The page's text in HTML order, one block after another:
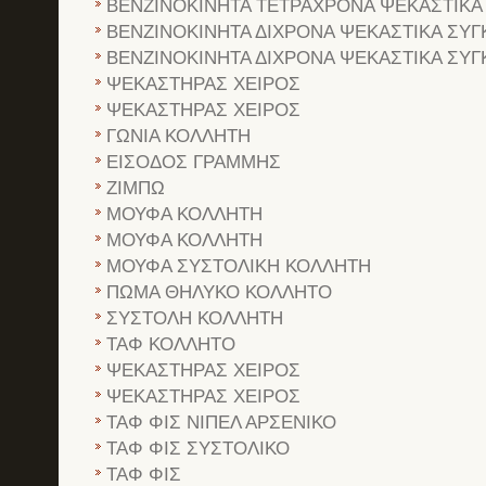
ΒΕΝΖΙΝΟΚΙΝΗΤΑ ΤΕΤΡΑΧΡΟΝΑ ΨΕΚΑΣΤΙΚΑ
ΒΕΝΖΙΝΟΚΙΝΗΤΑ ΔΙΧΡΟΝΑ ΨΕΚΑΣΤΙΚΑ
ΒΕΝΖΙΝΟΚΙΝΗΤΑ ΔΙΧΡΟΝΑ ΨΕΚΑΣΤΙΚΑ
ΨΕΚΑΣΤΗΡΑΣ ΧΕΙΡΟΣ
ΨΕΚΑΣΤΗΡΑΣ ΧΕΙΡΟΣ
ΓΩΝΙΑ ΚΟΛΛΗΤΗ
ΕΙΣΟΔΟΣ ΓΡΑΜΜΗΣ
ΖΙΜΠΩ
ΜΟΥΦΑ ΚΟΛΛΗΤΗ
ΜΟΥΦΑ ΚΟΛΛΗΤΗ
ΜΟΥΦΑ ΣΥΣΤΟΛΙΚΗ ΚΟΛΛΗΤΗ
ΠΩΜΑ ΘΗΛΥΚΟ ΚΟΛΛΗΤΟ
ΣΥΣΤΟΛΗ ΚΟΛΛΗΤΗ
ΤΑΦ ΚΟΛΛΗΤΟ
ΨΕΚΑΣΤΗΡΑΣ ΧΕΙΡΟΣ
ΨΕΚΑΣΤΗΡΑΣ ΧΕΙΡΟΣ
ΤΑΦ ΦΙΣ ΝΙΠΕΛ ΑΡΣΕΝΙΚΟ
ΤΑΦ ΦΙΣ ΣΥΣΤΟΛΙΚΟ
ΤΑΦ ΦΙΣ